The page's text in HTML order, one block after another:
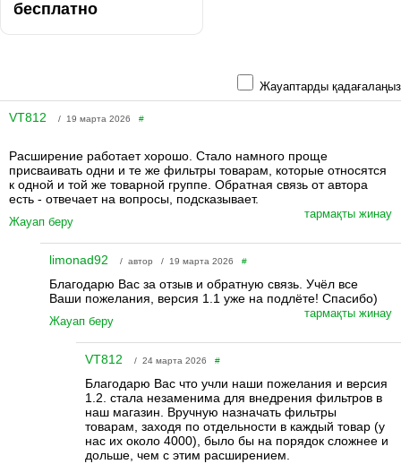
бесплатно
Жауаптарды қадағалаңыз
VT812 / 19 марта 2026 #
Расширение работает хорошо. Стало намного проще
присваивать одни и те же фильтры товарам, которые относятся
к одной и той же товарной группе. Обратная связь от автора
есть - отвечает на вопросы, подсказывает.
Жауап беру
тармақты жинау
limonad92 / автор / 19 марта 2026 #
Благодарю Вас за отзыв и обратную связь. Учёл все
Ваши пожелания, версия 1.1 уже на подлёте! Спасибо)
Жауап беру
тармақты жинау
VT812 / 24 марта 2026#
Благодарю Вас что учли наши пожелания и версия
1.2. стала незаменима для внедрения фильтров в
наш магазин. Вручную назначать фильтры
товарам, заходя по отдельности в каждый товар (у
нас их около 4000), было бы на порядок сложнее и
дольше, чем с этим расширением.